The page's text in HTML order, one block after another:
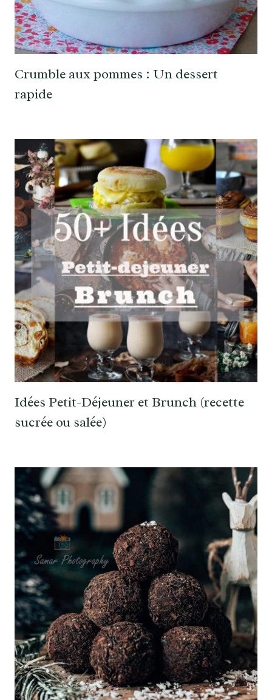
Crumble aux pommes : Un dessert
rapide
Idées Petit-Déjeuner et Brunch (recette
sucrée ou salée)